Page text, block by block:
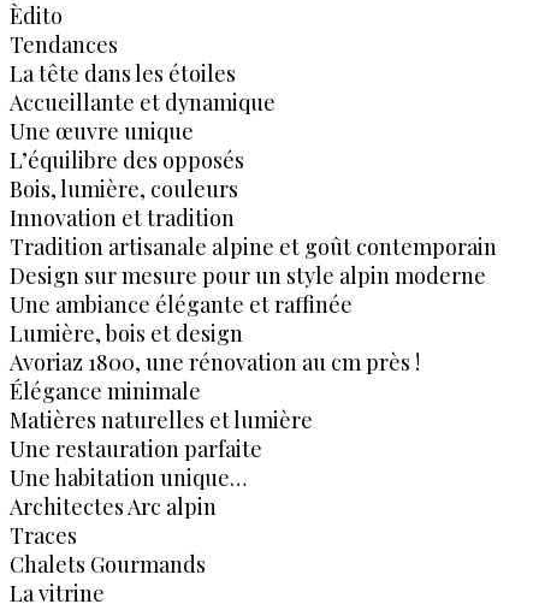
Èdito
Tendances
La tête dans les étoiles
Accueillante et dynamique
Une œuvre unique
L’équilibre des opposés
Bois, lumière, couleurs
Innovation et tradition
Tradition artisanale alpine et goût contemporain
Design sur mesure pour un style alpin moderne
Une ambiance élégante et raffinée
Lumière, bois et design
Avoriaz 1800, une rénovation au cm près !
Élégance minimale
Matières naturelles et lumière
Une restauration parfaite
Une habitation unique…
Architectes Arc alpin
Traces
Chalets Gourmands
La vitrine